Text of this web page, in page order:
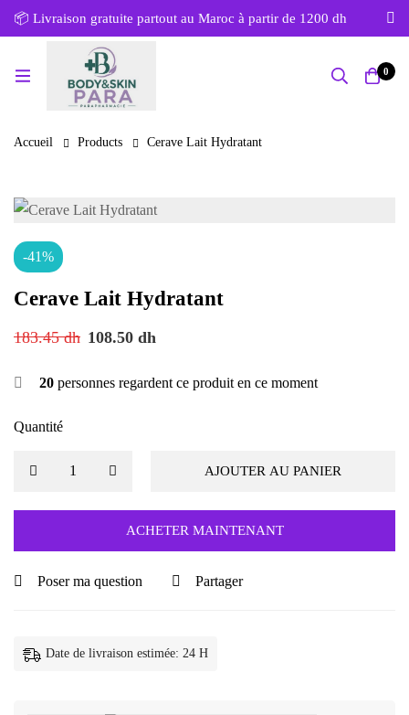
📦 Livraison gratuite partout au Maroc à partir de 1200 dh
0
Accueil Products Cerave Lait Hydratant
-41%
Cerave Lait Hydratant
183.45dh 108.50 dh
20 personnes regardent ce produit en ce moment
Quantité
AJOUTER AU PANIER
ACHETER MAINTENANT
Poser ma question Partager
Date de livraison estimée: 24 H